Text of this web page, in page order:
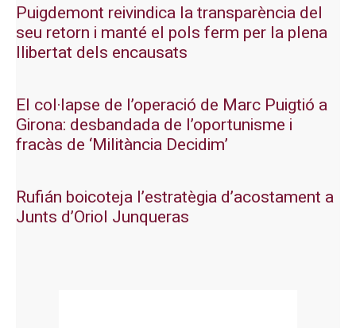
Puigdemont reivindica la transparència del
seu retorn i manté el pols ferm per la plena
llibertat dels encausats
El col·lapse de l’operació de Marc Puigtió a
Girona: desbandada de l’oportunisme i
fracàs de ‘Militància Decidim’
Rufián boicoteja l’estratègia d’acostament a
Junts d’Oriol Junqueras